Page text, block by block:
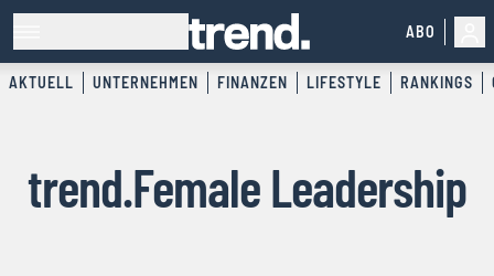
ABO
AKTUELL UNTERNEHMEN FINANZEN LIFESTYLE RANKINGS
trend.Female Leadership